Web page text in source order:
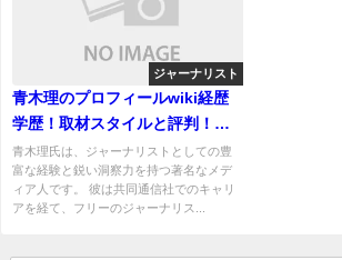
ジャーナリスト
青木理のプロフィールwiki経歴
学歴！取材スタイルと評判！妻
や子供について！
青木理氏は、ジャーナリストとしての豊
富な経験と鋭い洞察力を持つ著名なメデ
ィア人です。 彼は共同通信社でのキャリ
アを経て、フリーのジャーナリス...